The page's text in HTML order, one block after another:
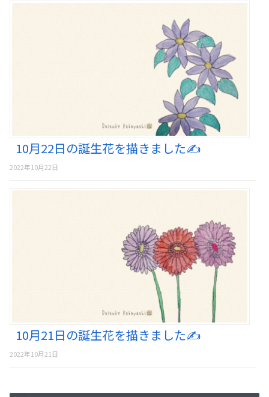
10月22日の誕生花を描きました✍️
2022年10月22日
10月21日の誕生花を描きました✍️
2022年10月21日